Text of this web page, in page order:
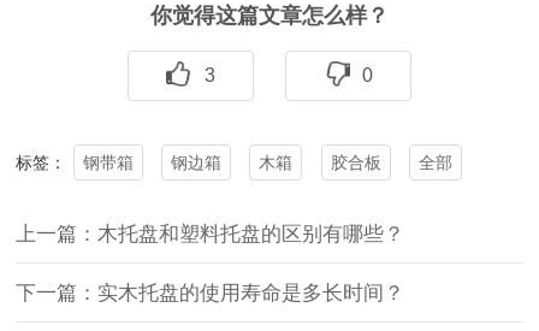
你觉得这篇文章怎么样？
3 0
标签： 钢带箱 钢边箱 木箱 胶合板 全部
上一篇：木托盘和塑料托盘的区别有哪些？
下一篇：实木托盘的使用寿命是多长时间？